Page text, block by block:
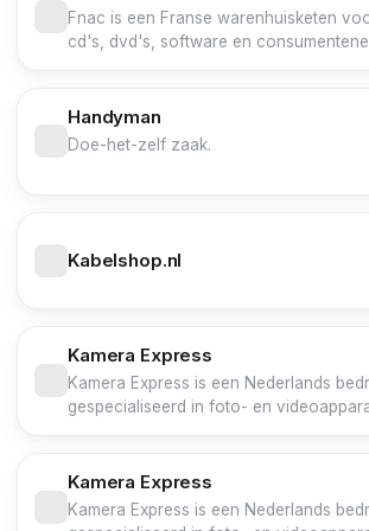
Fnac is een Franse warenhuisketen
cd's, dvd's, software en
van de Franse distributiegroep Pinault-
Redoute (PPR). Medio 2013 kreeg Fnac
Handyman
Doe-het-zelf zaak.
Kabelshop.nl
Kamera Express
Kamera Express is een Nederlands
gespecialiseerd in foto- en
bedrijf richt zich op zowel particuliere
professionele gebruikers.
Kamera Express
Kamera Express is een Nederlands